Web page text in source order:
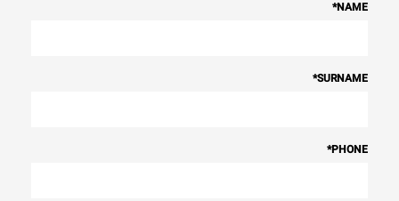
NAME
*
SURNAME
*
PHONE
*